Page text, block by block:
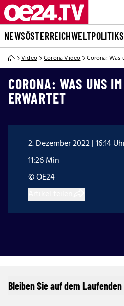
NEWSÖSTERREICHWELTPOLITIK
Video Corona Video Corona:
CORONA: WAS UNS
ERWARTET
2. Dezember 2022 | 16:14
11:26 Min
© OE24
Bleiben Sie auf dem Laufenden